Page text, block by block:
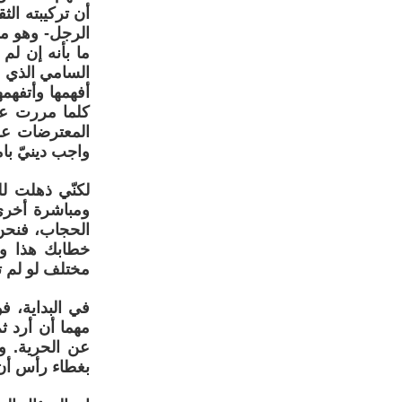
أن تركيبته
الرجل- وهو
ما بأنه إن
السامي الذي
أفهمها
كلما مررت
المعترضات
واجب دينيّ
لكنّي ذهلت
ومباشرة
الحجاب،
خطابك هذا
مختلف لو لم
في البداية،
مهما أن أرد
عن الحرية.
بغطاء رأس